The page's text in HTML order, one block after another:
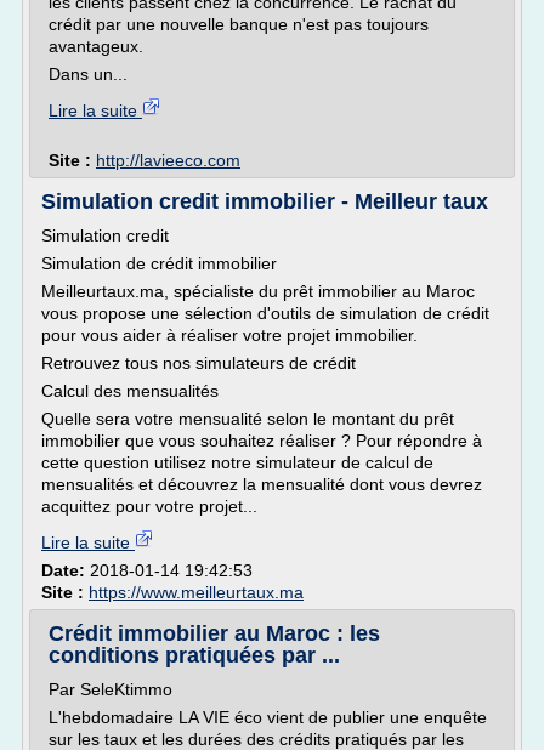
crédit par une nouvelle banque n'est pas toujours
avantageux.
Dans un...
Lire la suite
Site : http://lavieeco.com
Simulation credit immobilier - Meilleur taux
Simulation credit
Simulation de crédit immobilier
Meilleurtaux.ma, spécialiste du prêt immobilier au Maroc
vous propose une sélection d'outils de simulation de crédit
pour vous aider à réaliser votre projet immobilier.
Retrouvez tous nos simulateurs de crédit
Calcul des mensualités
Quelle sera votre mensualité selon le montant du prêt
immobilier que vous souhaitez réaliser ? Pour répondre à
cette question utilisez notre simulateur de calcul de
mensualités et découvrez la mensualité dont vous devrez
acquittez pour votre projet...
Lire la suite
Date: 2018-01-14 19:42:53
Site : https://www.meilleurtaux.ma
Crédit immobilier au Maroc : les
conditions pratiquées par ...
Par SeleKtimmo
L'hebdomadaire LA VIE éco vient de publier une enquête
sur les taux et les durées des crédits pratiqués par les